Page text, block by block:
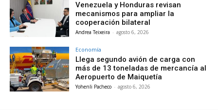
Venezuela y Honduras revisan
mecanismos para ampliar la
cooperación bilateral
Andrea Teixeira - agosto 6, 2026
Economía
Llega segundo avión de carga con
más de 13 toneladas de mercancía al
Aeropuerto de Maiquetía
Yohenli Pacheco - agosto 6, 2026